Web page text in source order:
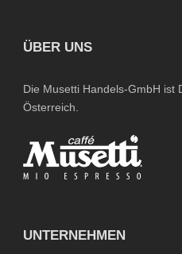
ÜBER UNS
Die Musetti Handels-GmbH ist
Österreich.
UNTERNEHMEN